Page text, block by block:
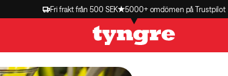
Fri frakt från 500 SEK 5000+ omdömen på Trustpilot